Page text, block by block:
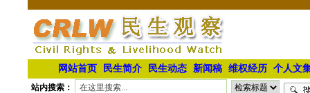
网站首页 民生简介 民生动态 新闻稿 维权经历 个人文
站内搜索：